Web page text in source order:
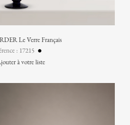
Le Verre Français
: 17215
à votre liste